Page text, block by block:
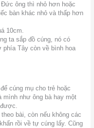
ông thì nhỏ hơn hoặc
bàn khác nhỏ và thấp hơn
10cm.
ta sắp đồ cúng, nó có
phía Tây còn về bình hoa
cúng mụ cho trẻ hoặc
mình như ông bà hay một
bài, còn nếu không các
rồi về tự cúng lấy. Cũng